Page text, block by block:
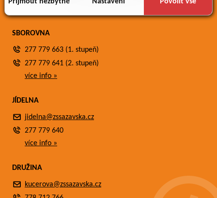
SBOROVNA
277 779 663 (1. stupeň)
277 779 641 (2. stupeň)
více info »
JÍDELNA
jidelna@zssazavska.cz
277 779 640
více info »
DRUŽINA
kucerova@zssazavska.cz